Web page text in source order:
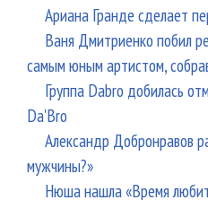
Ариана Гранде сделает
Ваня Дмитриенко побил
самым юным артистом,
Группа Dabro добилась
Da'Bro
Александр Добронравов
мужчины?»
Нюша нашла «Время